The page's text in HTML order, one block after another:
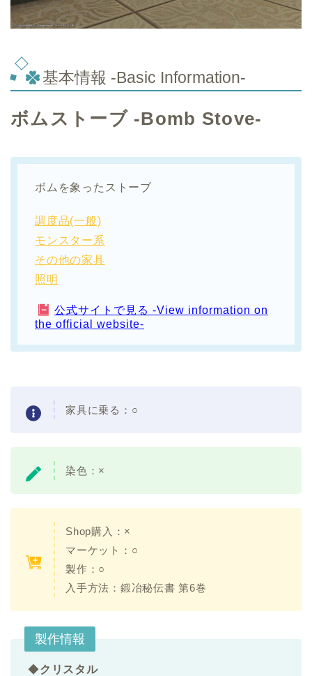
基本情報 -Basic Information-
ボムストーブ -Bomb Stove-
ボムを象ったストーブ
調度品(一般)
モンスター系
その他の家具
照明
公式サイトで見る -View information on
the official website-
家具に乗る：○
染色：×
Shop購入：×
マーケット：○
製作：○
入手方法：鍛冶秘伝書 第6巻
製作情報
◆クリスタル